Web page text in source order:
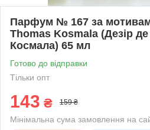
Парфум № 167 за
Thomas Kosmala (Дезір
Космала) 65 мл
Готово до відправки
Тільки опт
143 ₴ 159 ₴
Мінімальна сума замовлення на